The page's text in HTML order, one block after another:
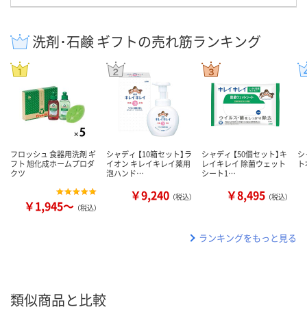
洗剤･石鹸 ギフトの売れ筋ランキング
フロッシュ 食器用洗剤 ギ
フト 旭化成ホームプロダ
クツ
￥1,945～ （税込）
シャディ 【10箱セット】ラ
イオン キレイキレイ薬用
泡ハンド…
￥9,240 （税込）
シャディ 【50個セット】キ
レイキレイ 除菌ウェット
シート1…
￥8,495 （税込）
ランキングをもっと見る
類似商品と比較